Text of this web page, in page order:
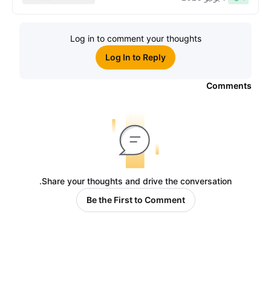
Log in to comment your thoughts
Log In to Reply
Comments
Share your thoughts and drive the conversation.
Be the First to Comment